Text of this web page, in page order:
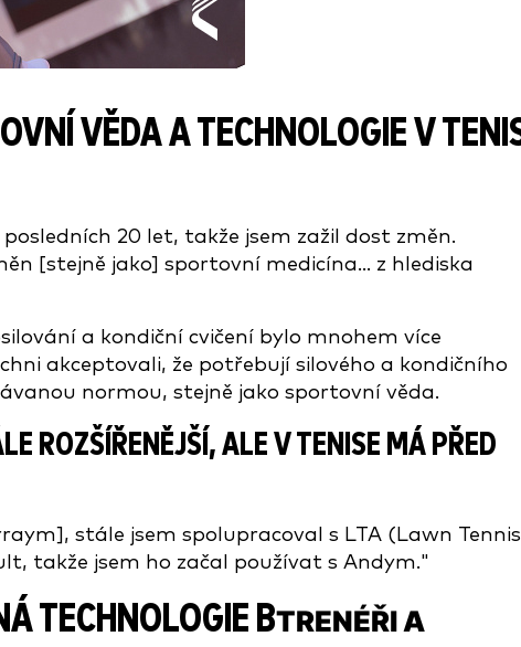
VĚDA A TECHNOLOGIE V
20 let, takže jsem zažil dost změn.
[stejně jako] sportovní medicína... z hlediska
a kondiční cvičení bylo mnohem více
akceptovali, že potřebují silového a kondičního
normou, stejně jako sportovní věda.
ROZŠÍŘENĚJŠÍ, ALE V TENISE MÁ PŘED
stále jsem spolupracoval s LTA (Lawn Tennis
takže jsem ho začal používat s Andym."
TECHNOLOGIE BTRENÉŘI A